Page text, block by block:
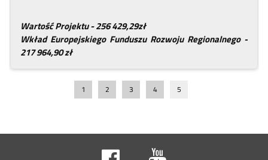
Wartość Projektu - 256 429,29zł
Wkład Europejskiego Funduszu Rozwoju Regionalnego -
217 964,90 zł
1 2 3 4 5